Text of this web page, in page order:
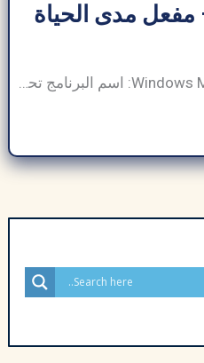
مفعل مدى الحياة
جدول معلومات Windows Movie Maker: اسم البرنامج تحميل برنامج موفي ميكر حجم البرنامج ~150 ميجابايت مطور برمجيات MicroSoft Corporation فئة البرنامج محررو الفيديو نوع الملف .msi / .exe (المثبت) متوافق مع نظام التشغيل Windows (من Windows XP إلى Windows 10) لغة متعدد اللغات (بما في ذلك اللغة الإنجليزية) الناشر ArabSeedTech إجمالي التنزيلات أكثر من 100 […]